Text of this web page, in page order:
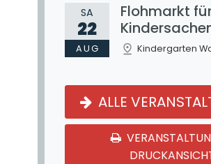
SA
22
AUG
Flohmarkt
Kindergarten
ALLE